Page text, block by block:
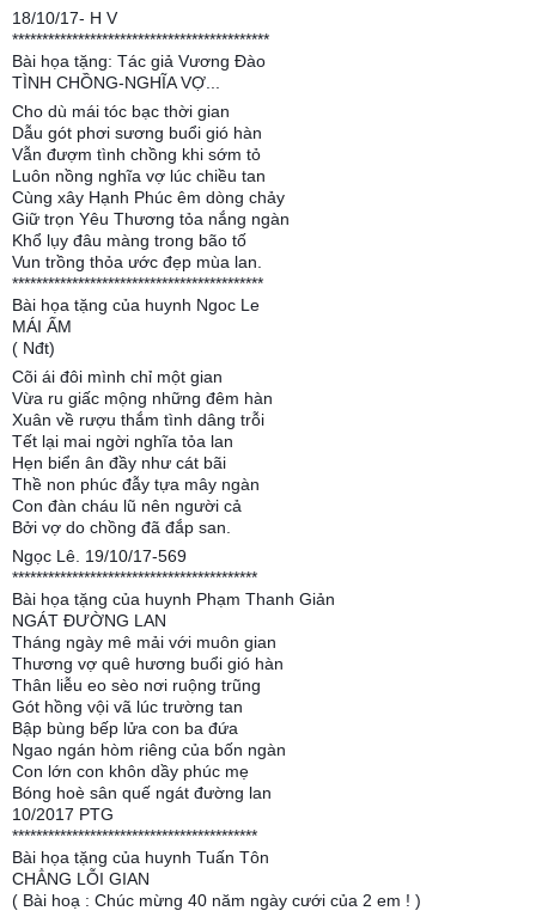
18/10/17- H V
*******************************************
Bài họa tặng: Tác giả Vương Đào
TÌNH CHỒNG-NGHĨA VỢ...
Cho dù mái tóc bạc thời gian
Dẫu gót phơi sương buổi gió hàn
Vẫn đượm tình chồng khi sớm tỏ
Luôn nồng nghĩa vợ lúc chiều tan
Cùng xây Hạnh Phúc êm dòng chảy
Giữ trọn Yêu Thương tỏa nắng ngàn
Khổ lụy đâu màng trong bão tố
Vun trồng thỏa ước đẹp mùa lan.
******************************************
Bài họa tặng của huynh Ngoc Le
MÁI ẤM
( Nđt)
Cõi ái đôi mình chỉ một gian
Vừa ru giấc mộng những đêm hàn
Xuân về rượu thắm tình dâng trỗi
Tết lại mai ngời nghĩa tỏa lan
Hẹn biển ân đầy như cát bãi
Thề non phúc đẫy tựa mây ngàn
Con đàn cháu lũ nên người cả
Bởi vợ do chồng đã đắp san.
Ngọc Lê. 19/10/17-569
*****************************************
Bài họa tặng của huynh Phạm Thanh Giản
NGÁT ĐƯỜNG LAN
Tháng ngày mê mải với muôn gian
Thương vợ quê hương buổi gió hàn
Thân liễu eo sèo nơi ruộng trũng
Gót hồng vội vã lúc trường tan
Bập bùng bếp lửa con ba đứa
Ngao ngán hòm riêng của bốn ngàn
Con lớn con khôn dầy phúc mẹ
Bóng hoè sân quế ngát đường lan
10/2017 PTG
*****************************************
Bài họa tặng của huynh Tuấn Tôn
CHẲNG LỖI GIAN
( Bài hoạ : Chúc mừng 40 năm ngày cưới của 2 em ! )